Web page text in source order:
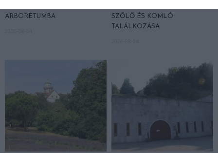
ARBORÉTUMBA
SZŐLŐ ÉS KOMLÓ
TALÁLKOZÁSA